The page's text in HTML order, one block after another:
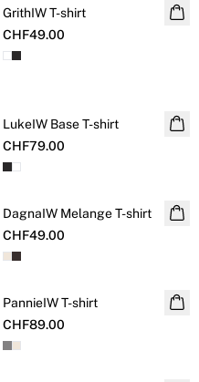
GrithIW T-shirt
CHF49.00
LukeIW Base T-shirt
CHF79.00
DagnaIW Melange T-shirt
CHF49.00
PannieIW T-shirt
CHF89.00